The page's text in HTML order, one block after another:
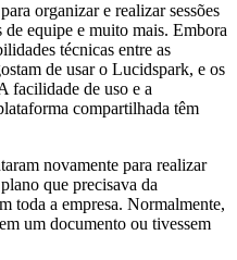
organizar e realizar sessões
equipe e muito mais. Embora
técnicas entre as
de usar o Lucidspark, e os
facilidade de uso e a
compartilhada têm
novamente para realizar
que precisava da
toda a empresa. Normalmente,
um documento ou tivessem